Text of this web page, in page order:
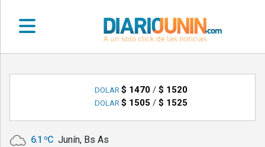
•
LOCALES
•
DOLAR $ 1470/ $ 1520
DOLAR $ 1505 / $ 1525
6.1 ºC Junín, Bs As